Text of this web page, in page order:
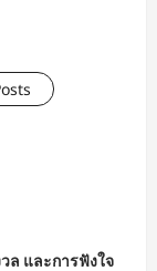
ล และการฟังใจ